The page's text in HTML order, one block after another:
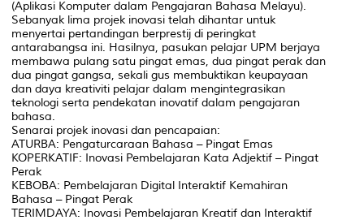
(Aplikasi Komputer dalam Pengajaran Bahasa Melayu).
Sebanyak lima projek inovasi telah dihantar untuk
menyertai pertandingan berprestij di peringkat
antarabangsa ini. Hasilnya, pasukan pelajar UPM berjaya
membawa pulang satu pingat emas, dua pingat perak dan
dua pingat gangsa, sekali gus membuktikan keupayaan
dan daya kreativiti pelajar dalam mengintegrasikan
teknologi serta pendekatan inovatif dalam pengajaran
bahasa.
Senarai projek inovasi dan pencapaian:
ATURBA: Pengaturcaraan Bahasa – Pingat Emas
KOPERKATIF: Inovasi Pembelajaran Kata Adjektif – Pingat
Perak
KEBOBA: Pembelajaran Digital Interaktif Kemahiran
Bahasa – Pingat Perak
TERIMDAYA: Inovasi Pembelajaran Kreatif dan Interaktif